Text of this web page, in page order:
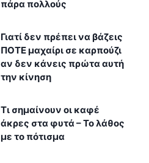
πάρα πολλούς
Γιατί δεν πρέπει να βάζεις
ΠΟΤΕ μαχαίρι σε καρπούζι
αν δεν κάνεις πρώτα αυτή
την κίνηση
Τι σημαίνουν οι καφέ
άκρες στα φυτά – Το λάθος
με το πότισμα